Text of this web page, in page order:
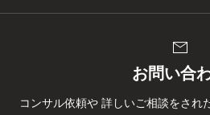
mail
お問い合
コンサル依頼や 詳しいご相談をされ